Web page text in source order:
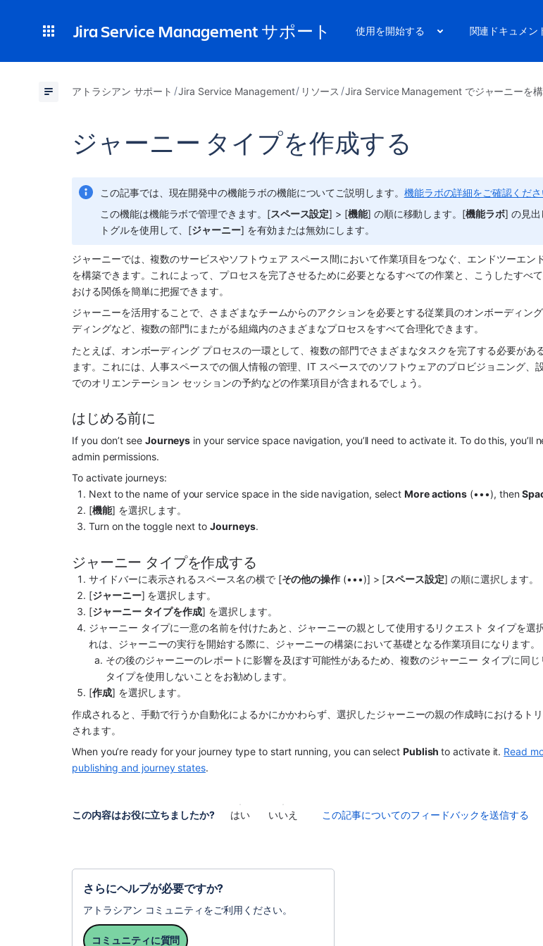
Jira Service Management サポート 使用を開始する 関連ドキュメン
アトラシアン サポート Jira Service Management リソース Jira Service Management でジャーニーを
ジャーニー タイプを作成する
この記事では、現在開発中の機能ラボの機能についてご説明します。 機能ラボの詳細をご確認くださ
この機能は機能ラボで管理できます。[スペース設定] > [機能] の順に移動します。[機能ラボ] の見出
トグルを使用して、[ジャーニー] を有効または無効にします。
ジャーニーでは、複数のサービスやソフトウェア スペース間において作業項目をつなぐ、エンドツーエン
を構築できます。これによって、プロセスを完了させるために必要となるすべての作業と、こうしたすべ
おける関係を簡単に把握できます。
ジャーニーを活用することで、さまざまなチームからのアクションを必要とする従業員のオンボーディン
ディングなど、複数の部門にまたがる組織内のさまざまなプロセスをすべて合理化できます。
たとえば、オンボーディング プロセスの一環として、複数の部門でさまざまなタスクを完了する必要があ
ます。これには、人事スペースでの個人情報の管理、IT スペースでのソフトウェアのプロビジョニング、
でのオリエンテーション セッションの予約などの作業項目が含まれるでしょう。
はじめる前に
If you don’t see Journeys in your service space navigation, you’ll need to activate it. To do this, you’ll
admin permissions.
To activate journeys:
Next to the name of your service space in the side navigation, select More actions (•••), then
[機能] を選択します。
Turn on the toggle next to Journeys.
ジャーニー タイプを作成する
サイドバーに表示されるスペース名の横で [その他の操作 (•••)] > [スペース設定] の順に選択します。
[ジャーニー] を選択します。
[ジャーニー タイプを作成] を選択します。
ジャーニー タイプに一意の名前を付けたあと、ジャーニーの親として使用するリクエスト タイプを選
れは、ジャーニーの実行を開始する際に、ジャーニーの構築において基礎となる作業項目になります。
その後のジャーニーのレポートに影響を及ぼす可能性があるため、複数のジャーニー タイプに同じ
タイプを使用しないことをお勧めします。
[作成] を選択します。
作成されると、手動で行うか自動化によるかにかかわらず、選択したジャーニーの親の作成時におけるト
されます。
When you’re ready for your journey type to start running, you can select Publish to activate it. Read
publishing and journey states.
この内容はお役に立ちましたか? はい いいえ この記事についてのフィードバックを送信する
さらにヘルプが必要ですか?
アトラシアン コミュニティをご利用ください。
コミュニティに質問